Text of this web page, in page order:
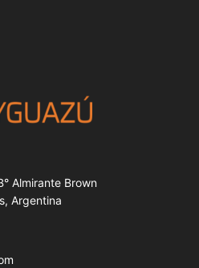
Almirante Brown
Argentina